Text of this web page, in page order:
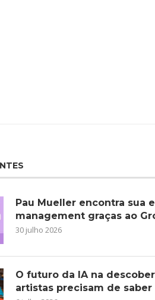
Pau Mueller encontra sua
management graças ao
30 julho 2026
O futuro da IA na
artistas precisam de saber